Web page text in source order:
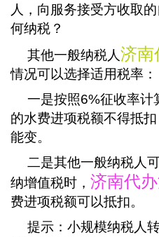
人，向服务接受方收取
何纳税？
其他一般纳税人济南
情况可以选择适用税率：
一是按照6%征收率计
的水费进项税额不得抵
能变。
二是其他一般纳税人
纳增值税时， 济南代
费进项税额可以抵扣。
提示：小规模纳税人